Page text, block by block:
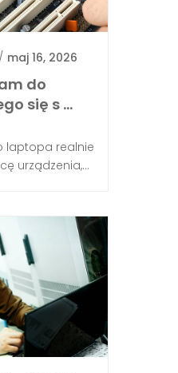
komputer
/ cze 3, 2026 / Porady
komputer do routera na
portu LAN w routerze i do
wykryje połączenie
/ maj 16, 2026
do
się s …
laptopa realnie
urządzenia,...